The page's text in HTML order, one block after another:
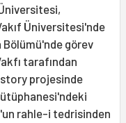
Üniversitesi'nde
Bölümü'nde görev
tarafından
projesinde
rahle-i tedrisinden